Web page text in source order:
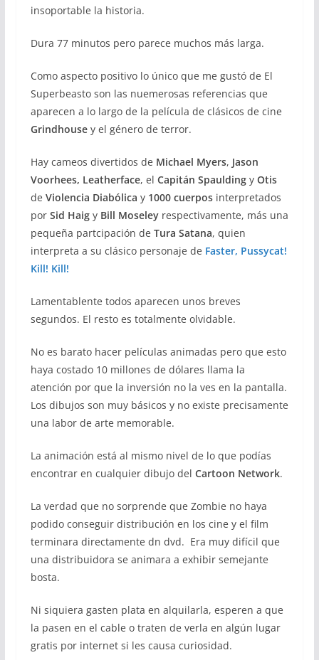
insoportable la historia.
Dura 77 minutos pero parece muchos más larga.
Como aspecto positivo lo único que me gustó de El
Superbeasto son las nuemerosas referencias que
aparecen a lo largo de la película de clásicos de cine
Grindhousey el género de terror.
Hay cameos divertidos de Michael Myers, Jason
Voorhees, Leatherface, el Capitán Spaulding y Otis
de Violencia Diabólica y1000 cuerposinterpretados
porSid Haigy Bill Moseley respectivamente, más una
pequeña partcipación de Tura Satana, quien
interpreta a su clásico personaje de Faster, Pussycat!
Kill! Kill!
Lamentablente todos aparecen unos breves
segundos. El resto es totalmente olvidable.
No es barato hacer películas animadas pero que esto
haya costado 10 millones de dólares llama la
atención por que la inversión no la ves en la pantalla.
Los dibujos son muy básicos y no existe precisamente
una labor de arte memorable.
La animación está al mismo nivel de lo que podías
encontrar en cualquier dibujo del Cartoon Network.
La verdad que no sorprende que Zombie no haya
podido conseguir distribución en los cine y el film
terminara directamente dn dvd. Era muy difícil que
una distribuidora se animara a exhibir semejante
bosta.
Ni siquiera gasten plata en alquilarla, esperen a que
la pasen en el cable o traten de verla en algún lugar
gratis por internet si les causa curiosidad.